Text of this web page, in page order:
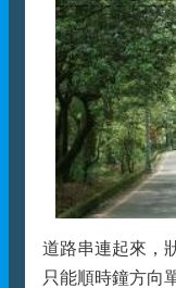
道路串連起來，
只能順時鐘方向